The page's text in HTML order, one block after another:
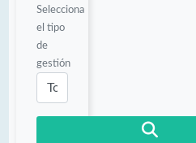
Selecciona
el tipo
de
gestión